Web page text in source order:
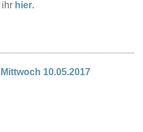
ihr hier.
10.05.2017